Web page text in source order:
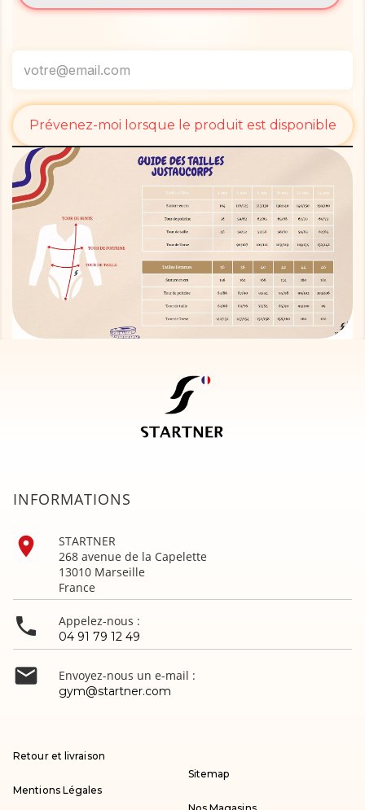
Prévenez-moi lorsque le produit est disponible
INFORMATIONS

STARTNER
268 avenue de la Capelette
13010 Marseille
France
 Appelez-nous :
04 91 79 12 49
 Envoyez-nous un e-mail :
gym@startner.com
Retour et livraison
Mentions Légales
Sitemap